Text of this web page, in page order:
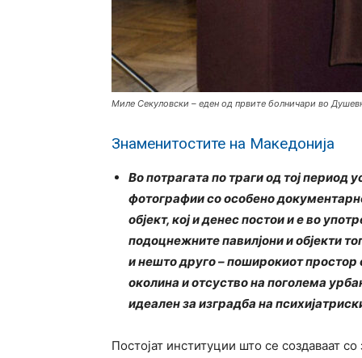
Миле Секуловски – еден од првите болничари во
Знаменитостите на Македонија
Во потрагата по траги од тој период
фотографии со особено
објект, кој и денес постои и е во
подоцнежните павилјони и објекти
и нешто друго – поширокиот простор
околина и отсуство на поголема
идеален за изградба на
Постојат институции што се создаваат